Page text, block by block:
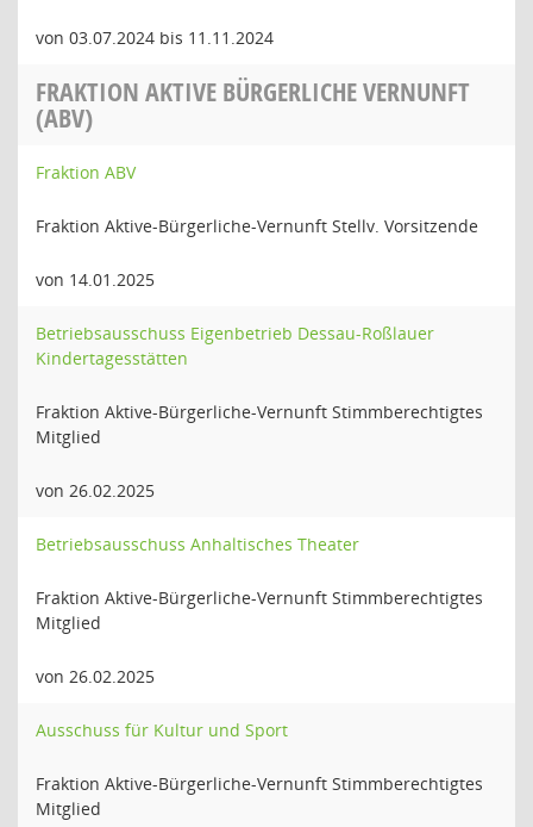
von 03.07.2024 bis 11.11.2024
FRAKTION AKTIVE BÜRGERLICHE VERNUNFT
(ABV)
Fraktion ABV
Fraktion Aktive-Bürgerliche-Vernunft Stellv. Vorsitzende
von 14.01.2025
Betriebsausschuss Eigenbetrieb Dessau-Roßlauer
Kindertagesstätten
Fraktion Aktive-Bürgerliche-Vernunft Stimmberechtigtes
Mitglied
von 26.02.2025
Betriebsausschuss Anhaltisches Theater
Fraktion Aktive-Bürgerliche-Vernunft Stimmberechtigtes
Mitglied
von 26.02.2025
Ausschuss für Kultur und Sport
Fraktion Aktive-Bürgerliche-Vernunft Stimmberechtigtes
Mitglied